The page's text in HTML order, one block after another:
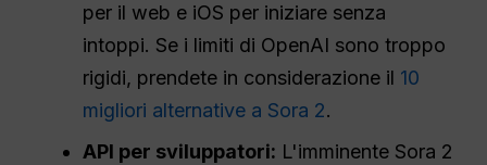
per il web e iOS per iniziare senza
intoppi. Se i limiti di OpenAI sono troppo
rigidi, prendete in considerazione il 10
migliori alternative a Sora 2.
API per sviluppatori: L'imminente Sora 2